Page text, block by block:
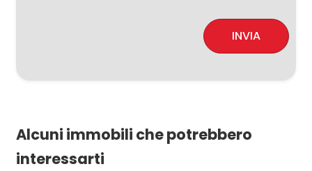
INVIA
Alcuni immobili che potrebbero
interessarti